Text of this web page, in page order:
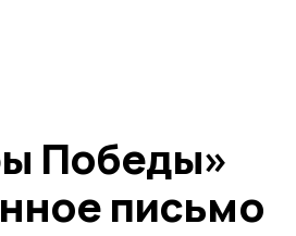
Победы»
письмо